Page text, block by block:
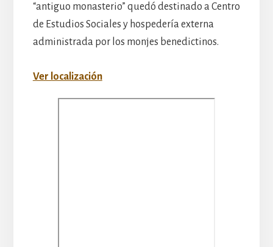
“antiguo monasterio” quedó destinado a Centro
de Estudios Sociales y hospedería externa
administrada por los monjes benedictinos.
Ver localización